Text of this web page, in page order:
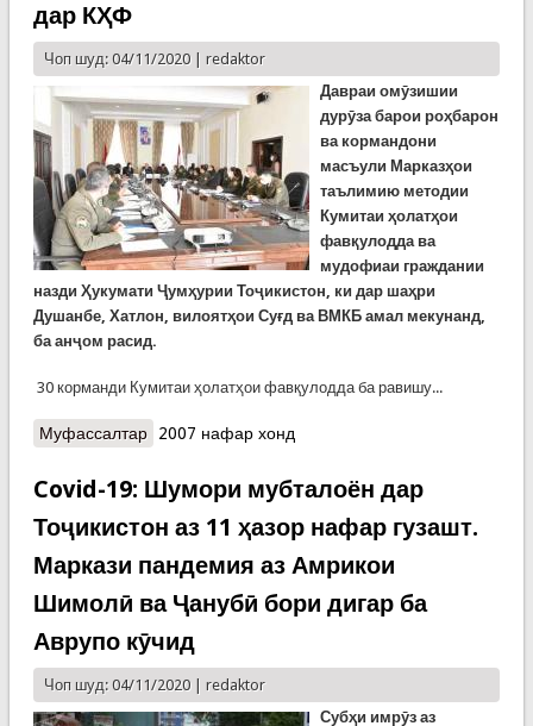
дар КҲФ
Чоп шуд: 04/11/2020 | redaktor
Давраи омӯзишии
дурӯза барои роҳбарон
ва кормандони
масъули Марказҳои
таълимию методии
Кумитаи ҳолатҳои
фавқулодда ва
мудофиаи граждании
назди Ҳукумати Ҷумҳурии Тоҷикистон, ки дар шаҳри
Душанбе, Хатлон, вилоятҳои Суғд ва ВМКБ амал мекунанд,
баанҷом расид.
30 корманди Кумитаи ҳолатҳои фавқулодда ба равишу...
Муфассалтаро Анҷоми як давраи омӯзишии дурӯза дар КҲФ
2007 нафар хонд
Covid-19: Шумори мубталоён дар
Тоҷикистон аз 11 ҳазор нафар гузашт.
Маркази пандемия аз Амрикои
Шимолӣ ва Ҷанубӣ бори дигар ба
Аврупо кӯчид
Чоп шуд: 04/11/2020 | redaktor
Субҳи имрӯз аз